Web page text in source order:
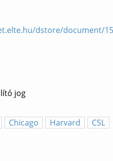
dstore/document/
jog
Chicago Harvard CSL